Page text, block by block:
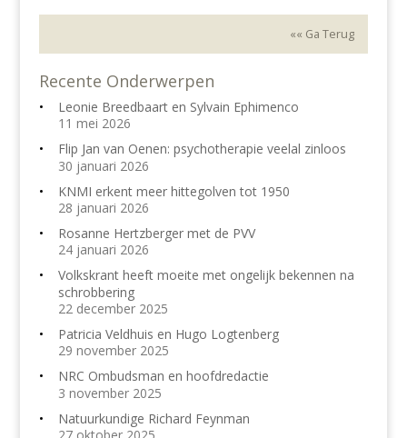
«« Ga Terug
Recente Onderwerpen
Leonie Breedbaart en Sylvain Ephimenco
11 mei 2026
Flip Jan van Oenen: psychotherapie veelal zinloos
30 januari 2026
KNMI erkent meer hittegolven tot 1950
28 januari 2026
Rosanne Hertzberger met de PVV
24 januari 2026
Volkskrant heeft moeite met ongelijk bekennen na
schrobbering
22 december 2025
Patricia Veldhuis en Hugo Logtenberg
29 november 2025
NRC Ombudsman en hoofdredactie
3 november 2025
Natuurkundige Richard Feynman